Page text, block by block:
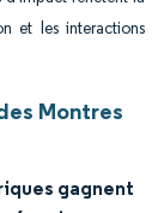
et les interactions
Montres
gagnent